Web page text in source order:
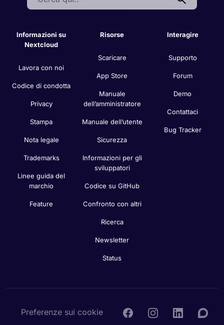
Informazioni su
Nextcloud
Lavora con noi
Codice di condotta
Privacy
Stampa
Nota legale
Trademarks
Linee guida del
marchio
Feature
Risorse
Scaricare
App Store
Manuale
dell’amministratore
Manuale dell’utente
Sicurezza
Informazioni per gli
sviluppatori
Codice su GitHub
Confronto con altri
Ricerca
Newsletter
Status
Interagire
Supporto
Forum
Demo
Contattaci
Bug Tracker
Preferenze sui cookie